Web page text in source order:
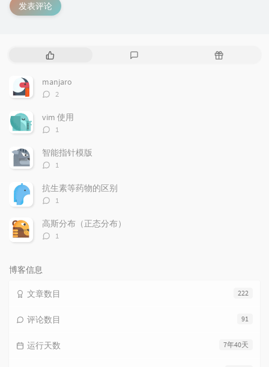
发表评论
热
文
章
随
manjaro
评
数：
2
vim 使用
评
数：
1
智能指针模版
评
数：
1
抗生素等药物的区别
评
数：
1
高斯分布（正态分布）
评1
博客信息
222
文章数目
91
评论数目
7年40天
运行天数